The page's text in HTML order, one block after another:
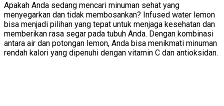
Apakah Anda sedang mencari minuman sehat yang
menyegarkan dan tidak membosankan? Infused water lemon
bisa menjadi pilihan yang tepat untuk menjaga kesehatan dan
memberikan rasa segar pada tubuh Anda. Dengan kombinasi
antara air dan potongan lemon, Anda bisa menikmati minuman
rendah kalori yang dipenuhi dengan vitamin C dan antioksidan.